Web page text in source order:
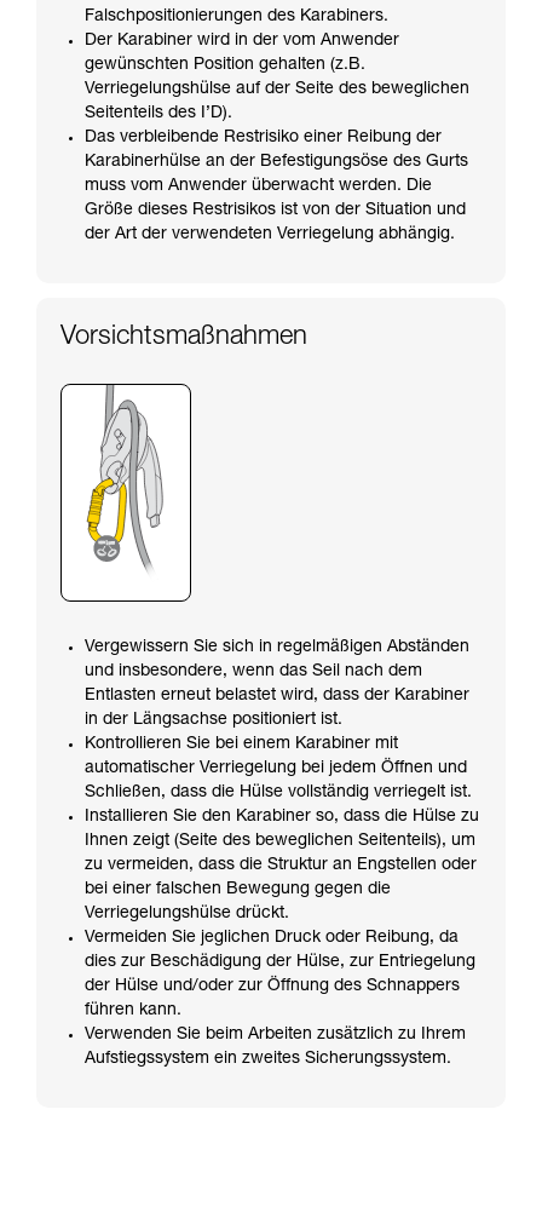
Falschpositionierungen des Karabiners.
Der Karabiner wird in der vom Anwender
gewünschten Position gehalten (z.B.
Verriegelungshülse auf der Seite des beweglichen
Seitenteils des I’D).
Das verbleibende Restrisiko einer Reibung der
Karabinerhülse an der Befestigungsöse des Gurts
muss vom Anwender überwacht werden. Die
Größe dieses Restrisikos ist von der Situation und
der Art der verwendeten Verriegelung abhängig.
Vorsichtsmaßnahmen
Vergewissern Sie sich in regelmäßigen Abständen
und insbesondere, wenn das Seil nach dem
Entlasten erneut belastet wird, dass der Karabiner
in der Längsachse positioniert ist.
Kontrollieren Sie bei einem Karabiner mit
automatischer Verriegelung bei jedem Öffnen und
Schließen, dass die Hülse vollständig verriegelt ist.
Installieren Sie den Karabiner so, dass die Hülse zu
Ihnen zeigt (Seite des beweglichen Seitenteils), um
zu vermeiden, dass die Struktur an Engstellen oder
bei einer falschen Bewegung gegen die
Verriegelungshülse drückt.
Vermeiden Sie jeglichen Druck oder Reibung, da
dies zur Beschädigung der Hülse, zur Entriegelung
der Hülse und/oder zur Öffnung des Schnappers
führen kann.
Verwenden Sie beim Arbeiten zusätzlich zu Ihrem
Aufstiegssystem ein zweites Sicherungssystem.